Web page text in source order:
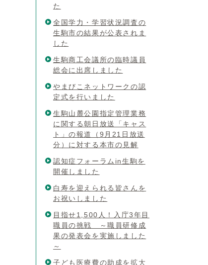
た
全国学力・学習状況調査の
生駒市の結果が公表されま
した
生駒商工会議所の臨時議員
総会に出席しました
やまびこネットワークの認
定式を行いました
生駒山麓公園指定管理業務
に関する朝日放送「キャス
ト」の報道（9月21日放送
分）に対する本市の見解
認知症フォーラムin生駒を
開催しました
白寿を迎えられる皆さんを
お祝いしました
目指せ1,500人！入庁3年目
職員の挑戦 ～職員研修成
果の発表会を実施しました
～
子ども医療費の助成を拡大